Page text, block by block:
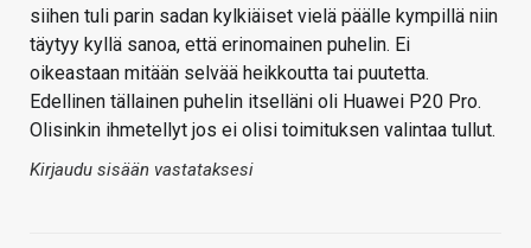
siihen tuli parin sadan kylkiäiset vielä päälle kympillä niin
täytyy kyllä sanoa, että erinomainen puhelin. Ei
oikeastaan mitään selvää heikkoutta tai puutetta.
Edellinen tällainen puhelin itselläni oli Huawei P20 Pro.
Olisinkin ihmetellyt jos ei olisi toimituksen valintaa tullut.
Kirjaudu sisään vastataksesi